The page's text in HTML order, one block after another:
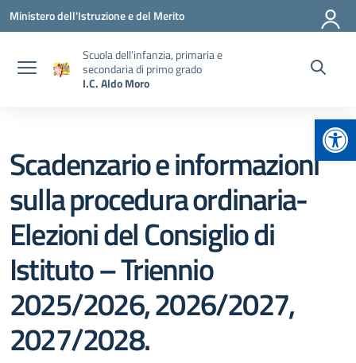
Vai ai contenuti
Vai al menu di navigazione
Vai al footer
Ministero dell'Istruzione e del Merito
Scuola dell’infanzia, primaria e
secondaria di primo grado
I.C. Aldo Moro
Scadenzario e informazioni
sulla procedura ordinaria-
Elezioni del Consiglio di
Istituto – Triennio
2025/2026, 2026/2027,
2027/2028.